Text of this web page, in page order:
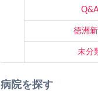
Q&A
徳洲
未分
病院を探す